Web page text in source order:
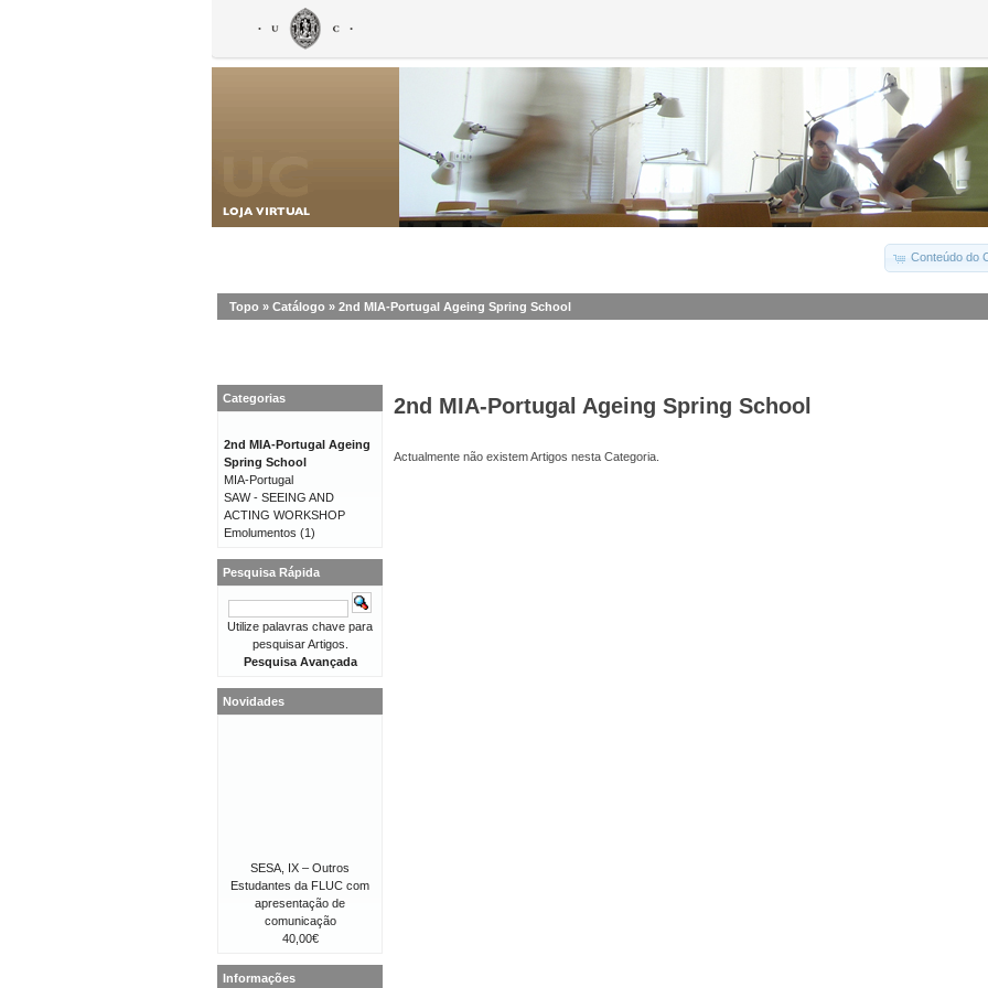
Conteúdo do
Topo » Catálogo » 2nd MIA-Portugal Ageing Spring School
2nd MIA-Portugal Ageing Spring School
Actualmente não existem Artigos nesta Categoria.
Categorias
2nd MIA-Portugal Ageing
Spring School
MIA-Portugal
SAW - SEEING AND
ACTING WORKSHOP
Emolumentos (1)
Pesquisa Rápida
Utilize palavras chave para
pesquisar Artigos.
Pesquisa Avançada
Novidades
SESA, IX – Outros
Estudantes da FLUC com
apresentação de
comunicação
40,00€
Informações